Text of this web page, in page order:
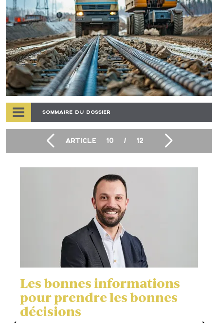
SOMMAIRE DU DOSSIER
ARTICLE 10 / 12
Les bonnes informations
pour prendre les bonnes
décisions